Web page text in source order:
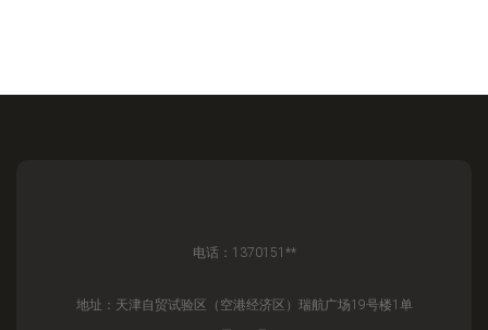
电话：1370151**
地址：天津自贸试验区（空港经济区）瑞航广场19号楼1单